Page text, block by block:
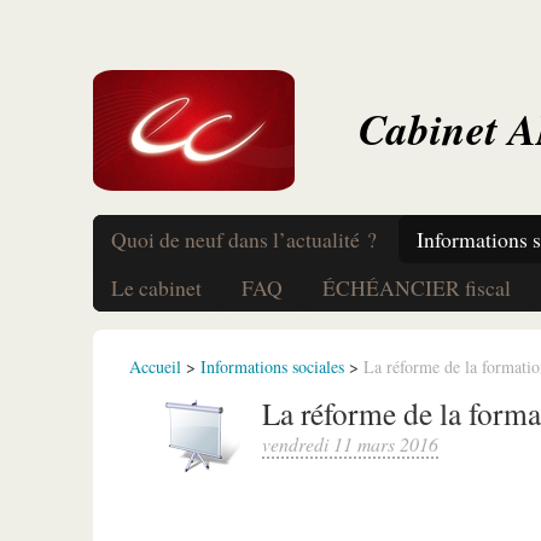
Cabinet
Quoi de neuf dans l’actualité ?
Informations
Le cabinet
FAQ ÉCHÉANCIER fiscal
Accueil >Informations sociales >La réforme de la
La réforme de la
vendredi 11 mars 2016